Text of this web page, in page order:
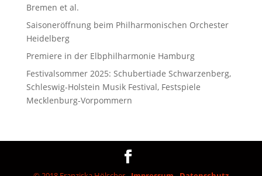
Bremen et al.
Saisoneröffnung beim Philharmonischen Orchester
Heidelberg
Premiere in der Elbphilharmonie Hamburg
Festivalsommer 2025: Schubertiade Schwarzenberg,
Schleswig-Holstein Musik Festival, Festspiele
Mecklenburg-Vorpommern